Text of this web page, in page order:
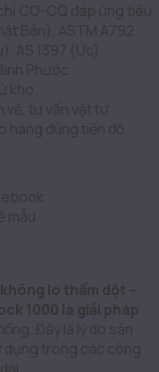
CO-CQ đáp ứng tiêu
Bản), ASTM A792
AS 1397 (Úc)
Phước
kho
vẽ, tư vấn vật tư
hàng đúng tiến độ
mẫu
lo thấm dột –
1000 là giải pháp
Đây là lý do sản
dụng trong các công